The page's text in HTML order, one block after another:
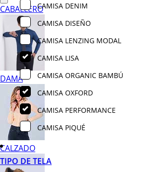
CABALLERO
DAMA
CALZADO
CAMISA DENIM
CAMISA DISEÑO
CAMISA LENZING MODAL
CAMISA LISA
CAMISA ORGANIC BAMBÚ
CAMISA OXFORD
CAMISA PERFORMANCE
CAMISA PIQUÉ
TIPO DE TELA